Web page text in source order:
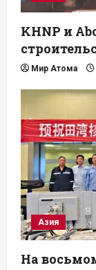
KHNP и
Мир Атома
Азия
На